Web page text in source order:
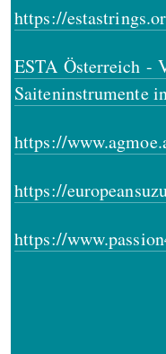
https://
ESTA Österreich -
Saiteninstrumente
https://
https://
https://